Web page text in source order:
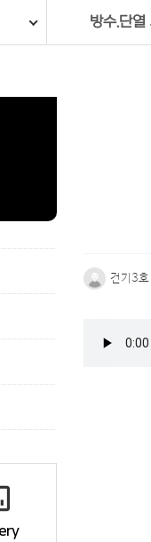
방수.단열
건기3호